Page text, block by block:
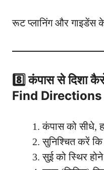
रूट प्लानिंग और गाइडेंस
8️⃣ कंपास से दिशा
Find
कंपास को सीधे,
सुनिश्चित करें कि
सुई को स्थिर